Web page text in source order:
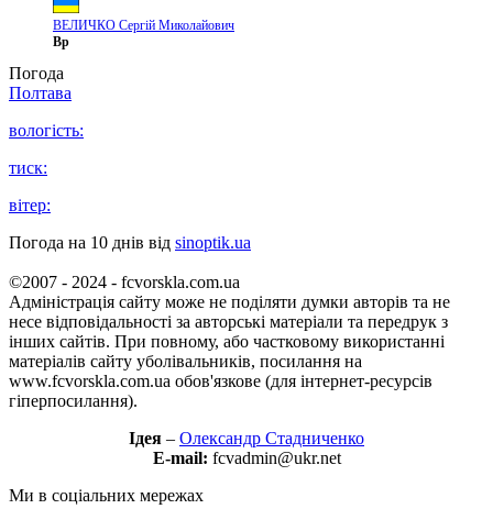
ВЕЛИЧКО Сергій Миколайович
Вр
Погода
Полтава
вологість:
тиск:
вітер:
Погода на 10 днів від sinoptik.ua
©2007 - 2024 - fcvorskla.com.ua
Адміністрація сайту може не поділяти думки авторів та не
несе відповідальності за авторські матеріали та передрук з
інших сайтів. При повному, або частковому використанні
матеріалів сайту уболівальників, посилання на
www.fcvorskla.com.ua обов'язкове (для інтернет-ресурсів
гіперпосилання).
Ідея – Олександр Стадниченко
E-mail: fcvadmin@ukr.net
Ми в соціальних мережах